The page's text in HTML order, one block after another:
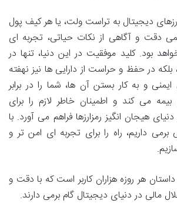
دیجیتال به تراست ولت، یا هر کیف پول
دقت و آگاهی از نکات حیاتی، تجربه ای
بود. کلید موفقیت در این دنیا، تنها در
در حفظ و حراست از دارایی ها نیز نهفته
و به کار بستن آن ها، شما را در برابر
می کند و اطمینان خاطر لازم را برای
هیجان انگیز رمزارزها فراهم می آورد. با
داریم، راه را برای تجربه ای امن تر و
هر روزه هزاران کاربر است که با دقت و
مالی در دنیای دیجیتال گام برمی دارند.